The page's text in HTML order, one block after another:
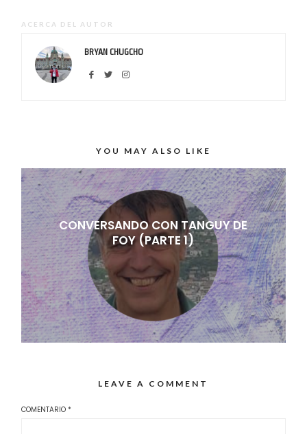
ACERCA DEL AUTOR
BRYAN CHUGCHO
YOU MAY ALSO LIKE
CONVERSANDO CON TANGUY DE
FOY (PARTE 1)
LEAVE A COMMENT
COMENTARIO*